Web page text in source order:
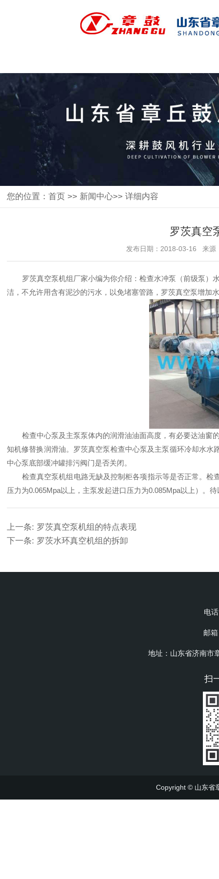
您的位置： 首页 >> 新闻中心>> 详细内容
罗茨真空
发布日期：2018-03-16 来源
罗茨真空泵机组厂家小编为你介绍：检查水冲泵（前级泵）
洁，不允许用含有泥沙的污水，以免堵塞管路， 罗茨真空泵增加
检查中心泵及主泵泵体内的润滑油油面高度，有必要达油窗
知机修替换润滑油。 罗茨真空泵检查中心泵及主泵循环冷却水水
中心泵底部缓冲罐排污阀门是否关闭。
检查真空泵机组电路无缺及控制柜各项指示等是否正常。
压力为0.065Mpa以上，主泵发起进口压力为0.085Mpa以上）。
上一条: 罗茨真空泵机组的特点表现
下一条: 罗茨水环真空机组的拆卸
电
邮
地址：山东省济南市
扫
Copyright © 山东省